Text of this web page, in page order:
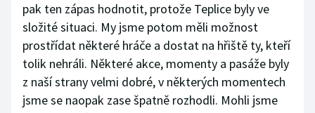
pak ten zápas hodnotit, protože Teplice byly ve
složité situaci. My jsme potom měli možnost
prostřídat některé hráče a dostat na hřiště ty, kteří
tolik nehráli. Některé akce, momenty a pasáže byly
z naší strany velmi dobré, v některých momentech
jsme se naopak zase špatně rozhodli. Mohli jsme